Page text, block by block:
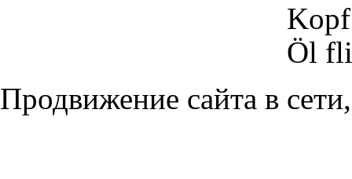
Öl
Продвижение сайта в